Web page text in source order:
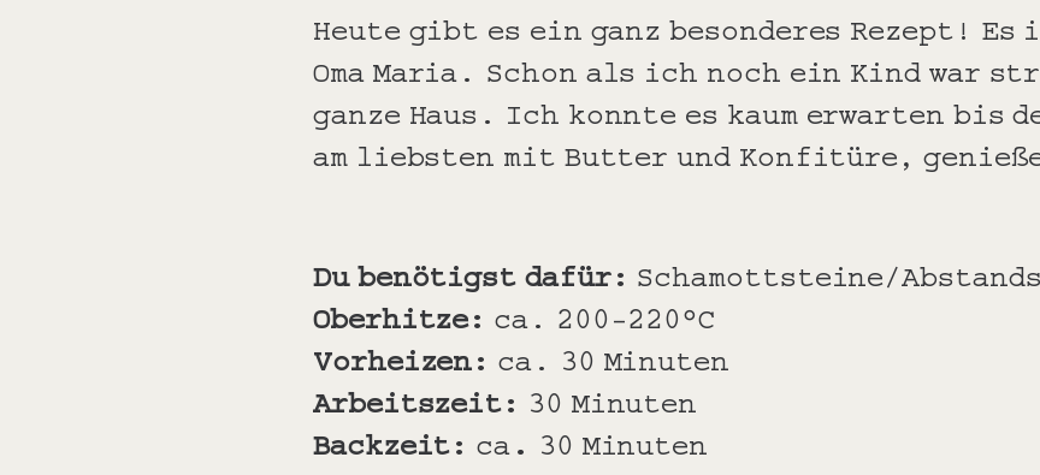
Heute gibt es ein ganz besonderes Rezept!
Oma Maria. Schon als ich noch ein Kind war
ganze Haus. Ich konnte es kaum erwarten
am liebsten mit Butter und Konfitüre,
Du benötigst dafür: Schamottsteine/
Oberhitze: ca. 200-220°C
Vorheizen: ca. 30 Minuten
Arbeitszeit: 30 Minuten
Backzeit: ca . 30 Minuten